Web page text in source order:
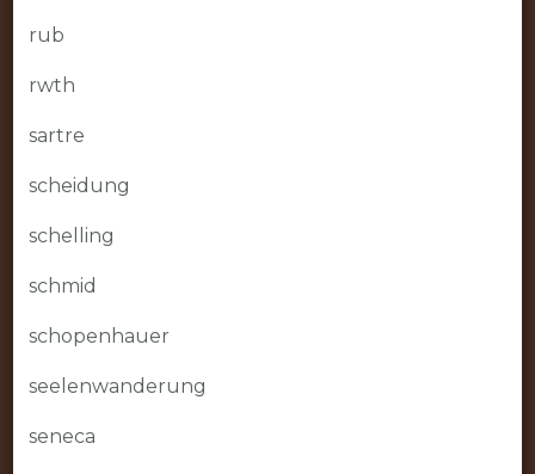
rub
rwth
sartre
scheidung
schelling
schmid
schopenhauer
seelenwanderung
seneca